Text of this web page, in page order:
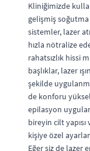
Kliniğimizde
gelişmiş soğutma
sistemler, lazer
hızla nötralize
rahatsızlık hissi
başlıklar, lazer
şekilde
de konforu
epilasyon
bireyin cilt
kişiye özel
Eğer siz de lazer